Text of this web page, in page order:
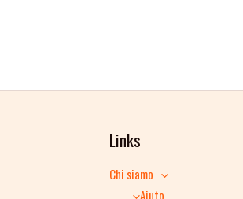
Links
Chi siamo
Aiuto